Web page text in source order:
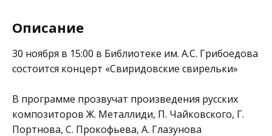
Описание
30 ноября в 15:00 в Библиотеке им. А.С. Грибоедова
состоится концерт «Свиридовские свирельки»
В программе прозвучат произведения русских
композиторов Ж. Металлиди, П. Чайковского, Г.
Портнова, С. Прокофьева, А. Глазунова